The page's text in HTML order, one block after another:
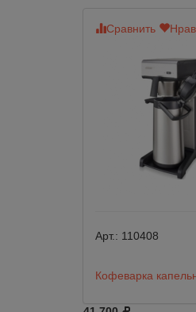
Сравнить
Арт.: 110408
Кофеварка